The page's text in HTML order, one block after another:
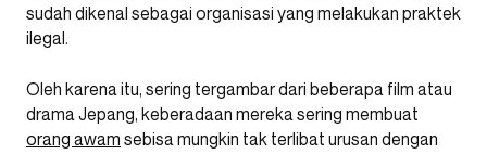
sudah dikenal sebagai organisasi yang melakukan praktek
ilegal.
Oleh karena itu, sering tergambar dari beberapa film atau
drama Jepang, keberadaan mereka sering membuat
orang awam sebisa mungkin tak terlibat urusan dengan